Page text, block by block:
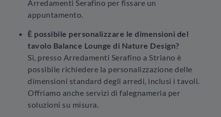
Arredamenti Serafino per fissare un
appuntamento.
È possibile personalizzare le dimensioni del
tavolo Balance Lounge di Nature Design?
Sì, presso Arredamenti Serafino a Striano è
possibile richiedere la personalizzazione delle
dimensioni standard degli arredi, inclusi i tavoli.
Offriamo anche servizi di falegnameria per
soluzioni su misura.